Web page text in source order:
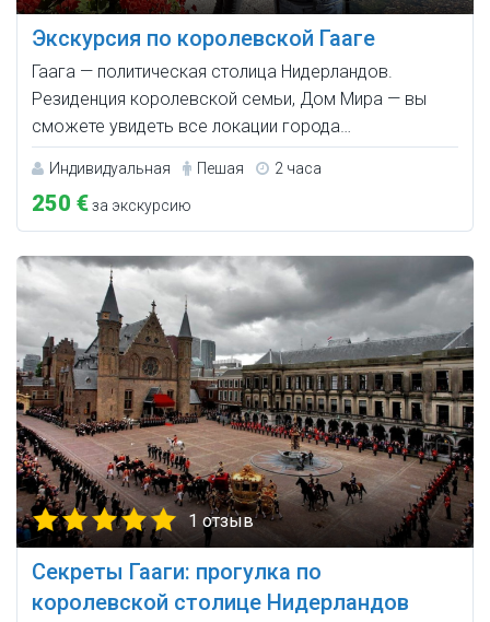
Экскурсия по королевской Гааге
Гаага — политическая столица Нидерландов.
Резиденция королевской семьи, Дом Мира — вы
сможете увидеть все локации города…
Индивидуальная Пешая 2 часа
250 €за экскурсию
1 отзыв
Секреты Гааги: прогулка по
королевской столице Нидерландов